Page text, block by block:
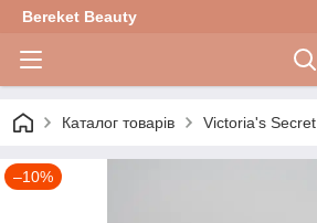
Bereket Beauty
Каталог товарів Victoria's Secret
–10%